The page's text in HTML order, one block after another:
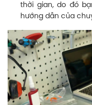
thời gian, do đó
hướng dẫn của